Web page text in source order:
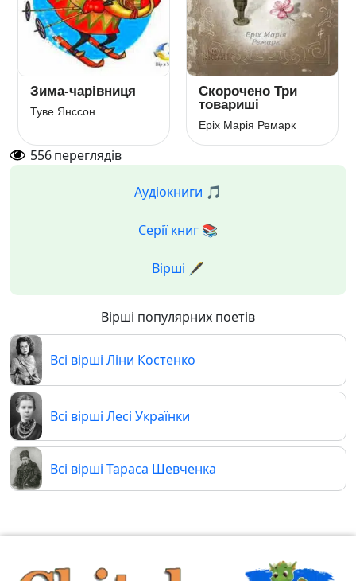
Зима-чарівниця
Туве Янссон
Скорочено Три
товариші
Еріх Марія Ремарк
556переглядів
Аудіокниги 🎵
Серії книг 📚
Вірші 🖋️
Вірші популярних поетів
Всі вірші Ліни Костенко
Всі вірші Лесі Українки
Всі вірші Тараса Шевченка